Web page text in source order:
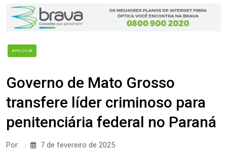
#POLÍCIA
Governo de Mato Grosso
transfere líder criminoso para
penitenciária federal no Paraná
Por: 7 de fevereiro de 2025